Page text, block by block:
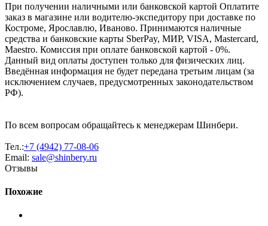
При получении наличными или банковской картой Оплатите
заказ в магазине или водителю-экспедитору при доставке по
Костроме, Ярославлю, Иваново. Принимаются наличные
средства и банковские карты SberPay, МИР, VISA, Mastercard,
Maestro. Комиссия при оплате банковской картой - 0%.
Данный вид оплаты доступен только для физических лиц.
Введённая информация не будет передана третьим лицам (за
исключением случаев, предусмотренных законодательством
РФ).
По всем вопросам обращайтесь к менеджерам Шинбери.
Тел.:+7 (4942) 77-08-06
Email: sale@shinbery.ru
Отзывы
Похожие